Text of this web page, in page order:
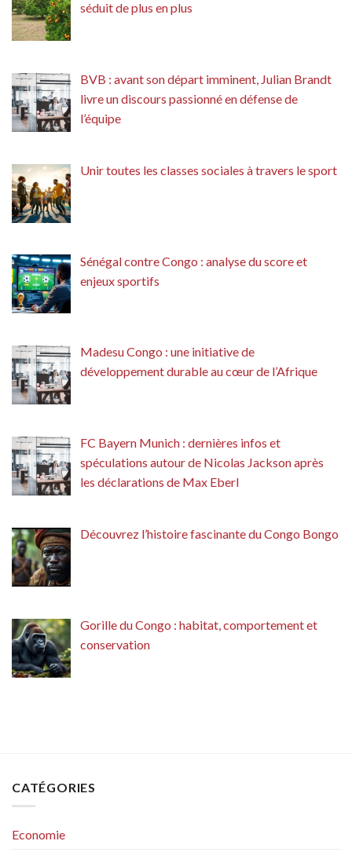
séduit de plus en plus
BVB : avant son départ imminent, Julian Brandt
livre un discours passionné en défense de
l’équipe
Unir toutes les classes sociales à travers le sport
Sénégal contre Congo : analyse du score et
enjeux sportifs
Madesu Congo : une initiative de
développement durable au cœur de l’Afrique
FC Bayern Munich : dernières infos et
spéculations autour de Nicolas Jackson après
les déclarations de Max Eberl
Découvrez l’histoire fascinante du Congo Bongo
Gorille du Congo : habitat, comportement et
conservation
CATÉGORIES
Economie